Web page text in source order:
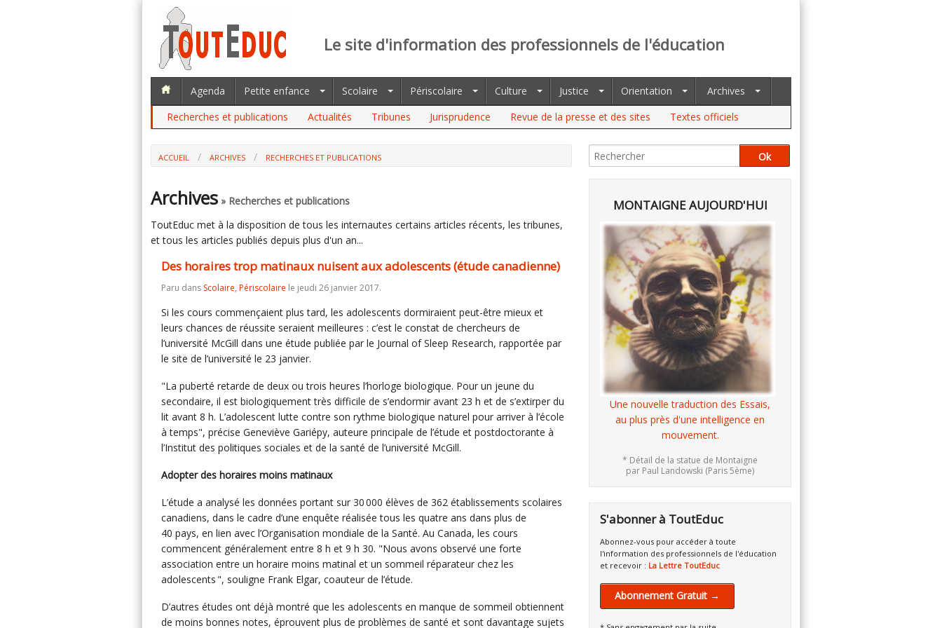
Le site d'information des professionnels de l'éducation
Agenda Petite enfance Scolaire Périscolaire Culture Justice Orientation
Archives
Recherches et publications
Actualités Tribunes Jurisprudence Revue de la presse et des sites Textes officiels
ACCUEIL ARCHIVES
RECHERCHES ET PUBLICATIONS
Archives » Recherches et publications
ToutEduc met à la disposition de tous les internautes certains articles récents, les tribunes,
et tous les articles publiés depuis plus d'un an...
Des horaires trop matinaux nuisent aux adolescents (étude canadienne)
Paru dans Scolaire, Périscolaire le jeudi 26 janvier 2017.
Si les cours commençaient plus tard, les adolescents dormiraient peut-être mieux et
leurs chances de réussite seraient meilleures : c’est le constat de chercheurs de
l’université McGill dans une étude publiée par le Journal of Sleep Research, rapportée par
le site de l’université le 23 janvier.
"La puberté retarde de deux ou trois heures l’horloge biologique. Pour un jeune du
secondaire, il est biologiquement très difficile de s’endormir avant 23 h et de s’extirper du
lit avant 8 h. L’adolescent lutte contre son rythme biologique naturel pour arriver à l’école
à temps", précise Geneviève Gariépy, auteure principale de l’étude et postdoctorante à
l’Institut des politiques sociales et de la santé de l’université McGill.
Adopter des horaires moins matinaux
L’étude a analysé les données portant sur 30 000 élèves de 362 établissements scolaires
canadiens, dans le cadre d’une enquête réalisée tous les quatre ans dans plus de
40 pays, en lien avec l’Organisation mondiale de la Santé. Au Canada, les cours
commencent généralement entre 8 h et 9 h 30. "Nous avons observé une forte
association entre un horaire moins matinal et un sommeil réparateur chez les
adolescents ", souligne Frank Elgar, coauteur de l’étude.
D’autres études ont déjà montré que les adolescents en manque de sommeil obtiennent
de moins bonnes notes, éprouvent plus de problèmes de santé et sont davantage sujets
MONTAIGNE AUJOURD'HUI
Une nouvelle traduction des Essais,
au plus près d'une intelligence en
mouvement.
* Détail de la statue de Montaigne
par Paul Landowski (Paris 5ème)
S'abonner à ToutEduc
Abonnez-vous pour accéder à toute
l'information des professionnels de l'éducation
et recevoir : La Lettre ToutEduc
Abonnement Gratuit →